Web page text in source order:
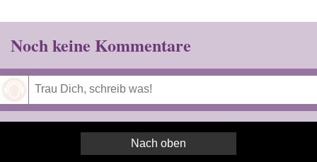
Noch keine Kommentare
Nach oben